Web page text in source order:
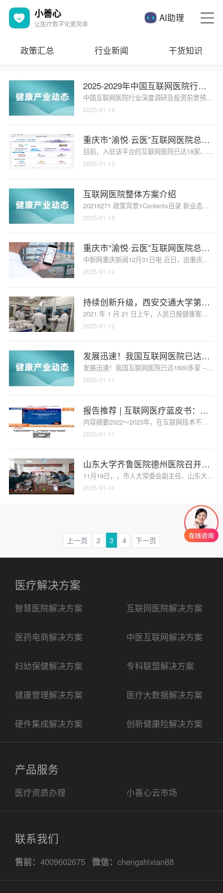
AI助理
小善心
让医疗数字化更简单
政策汇总 行业新闻 干货知识
2025-2029年中国互联网医院行业深
中国互联网医院行业深度调研及投资前景预测
2025-01-14
重庆市“渝悦·云医”互联网医院总平台
目前，入驻该平台的互联网医院已达18家、医生
2025-01-13
互联网医院整体方案介绍
20216271 政策背景1Contents目录 新业态需要
2025-01-13
重庆市“渝悦·云医”互联网医院总平台
中新网重庆新闻12月31日电 近日，由重庆市卫
2025-01-12
持续创新升级，西安交通大学第一
2021 年 1 月 21 日上午，人民日报健康客户端
2025-01-12
发展迅速！我国互联网医院已达1600
发展迅速！我国互联网医院已达1600多家 ---从
2025-01-11
报告推荐 | 互联网医疗蓝皮书：中国
内容摘要2022～2023年，在互联网技术不断发
2025-01-11
山东大学齐鲁医院德州医院召开互联
11月19日，，市人大常委会副主任、山东大学
2025-01-10
上一页 2 3 4 下一页
医疗解决方案
智慧医院解决方案 互联网医院解决方案
医药电商解决方案 中医互联网解决方案
妇幼保健解决方案 专科联盟解决方案
健康管理解决方案 医疗大数据解决方案
硬件集成解决方案 创新健康险解决方案
产品服务
医疗资质办理 小善心云市场
联系我们
售前： 4009602675 微信：chengshixian88